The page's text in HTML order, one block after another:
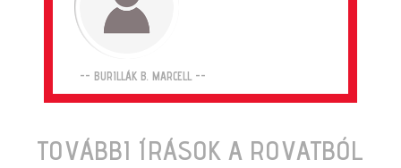
-- BURILLÁK B. MARCELL --
TOVÁBBI ÍRÁSOK A ROVATBÓL